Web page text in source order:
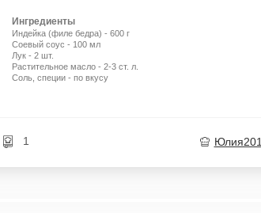
Ингредиенты
Индейка (филе бедра) - 600 г
Соевый соус - 100 мл
Лук - 2 шт.
Растительное масло - 2-3 ст. л.
Соль, специи - по вкусу
1